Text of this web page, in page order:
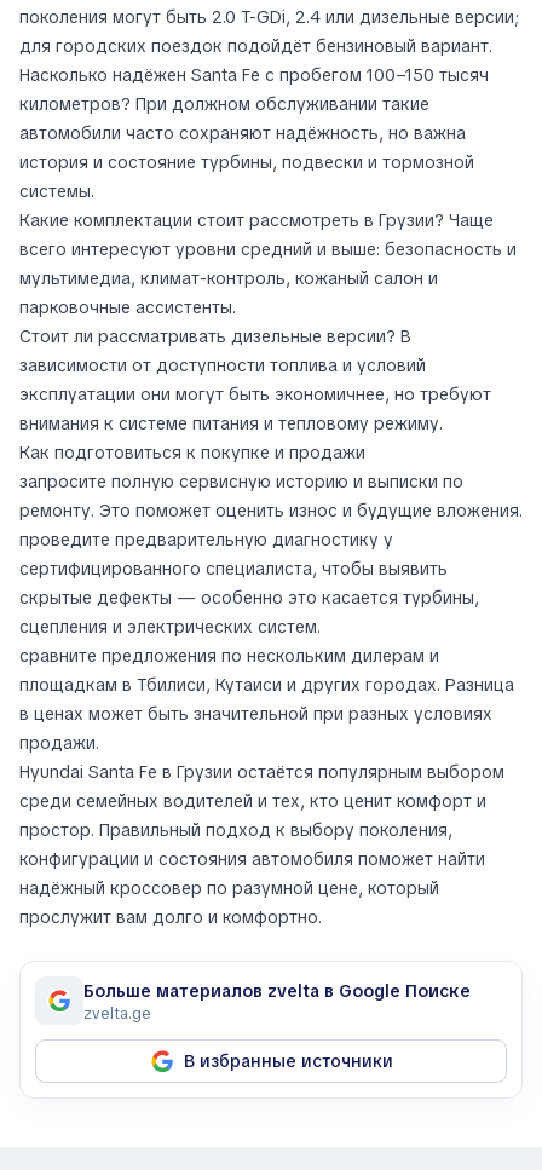
поколения могут быть 2.0 T-GDi, 2.4 или дизельные версии;
для городских поездок подойдёт бензиновый вариант.
Насколько надёжен Santa Fe с пробегом 100–150 тысяч
километров? При должном обслуживании такие
автомобили часто сохраняют надёжность, но важна
история и состояние турбины, подвески и тормозной
системы.
Какие комплектации стоит рассмотреть в Грузии? Чаще
всего интересуют уровни средний и выше: безопасность и
мультимедиа, климат-контроль, кожаный салон и
парковочные ассистенты.
Стоит ли рассматривать дизельные версии? В
зависимости от доступности топлива и условий
эксплуатации они могут быть экономичнее, но требуют
внимания к системе питания и тепловому режиму.
Как подготовиться к покупке и продажи
запросите полную сервисную историю и выписки по
ремонту. Это поможет оценить износ и будущие вложения.
проведите предварительную диагностику у
сертифицированного специалиста, чтобы выявить
скрытые дефекты — особенно это касается турбины,
сцепления и электрических систем.
сравните предложения по нескольким дилерам и
площадкам в Тбилиси, Кутаиси и других городах. Разница
в ценах может быть значительной при разных условиях
продажи.
Hyundai Santa Fe в Грузии остаётся популярным выбором
среди семейных водителей и тех, кто ценит комфорт и
простор. Правильный подход к выбору поколения,
конфигурации и состояния автомобиля поможет найти
надёжный кроссовер по разумной цене, который
прослужит вам долго и комфортно.
Больше материалов zvelta в Google Поиске
zvelta.ge
В избранные источники